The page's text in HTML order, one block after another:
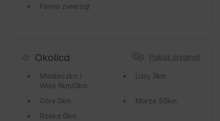
Farma zwierząt
Okolica Pokaż oryginał
Miasteczko /
Wieś 9km/0km
Lasy 3km
Góry 0km Morze 50km
Rzeka 0km